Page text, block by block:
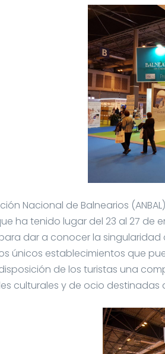
Nacional de Balnearios
ha tenido lugar del 23 al 27 de
dar a conocer la singularidad
únicos establecimientos que
de los turistas una
culturales y de ocio destinadas